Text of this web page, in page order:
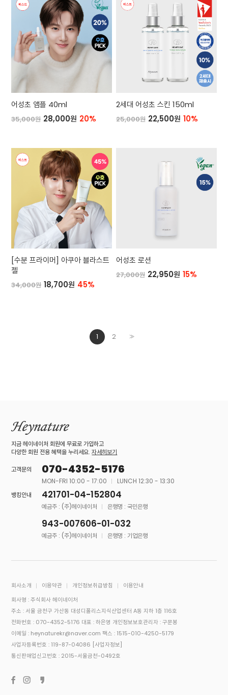
어성초 앰플 40ml
35,000원 28,000원 20%
2세대 어성초 스킨 150ml
25,000원 22,500원 10%
[수분 프라이머] 아쿠아 블라스트
젤
34,000원 18,700원 45%
어성초 로션
27,000원 22,950원 15%
1 2 >>
지금 헤이네이처 회원에 무료로 가입하고
다양한 회원 전용 혜택을 누리세요.자세히보기
고객문의
070-4352-5176
MON-FRI 10:00 - 17:00
LUNCH 12:30 - 13:30
뱅킹안내
421701-04-152804
예금주 : (주)헤이네이처 은행명 : 국민은행
943-007606-01-032
예금주 : (주)헤이네이처 은행명 : 기업은행
회사소개 이용약관 개인정보취급방침
이용안내
회사명 : 주식회사 헤이네이처
주소 : 서울 금천구 가산동 대성디폴리스지식산업센터 A동 지하 1층 116호
전화번호 : 070-4352-5176 대표 : 하은영 개인정보보호관리자 : 구문봉
이메일 : heynaturekr@naver.com 팩스 : 1515-010-4250-5179
사업자등록번호 : 119-87-04086 [사업자정보]
통신판매업신고번호 : 2015-서울금천-0492호